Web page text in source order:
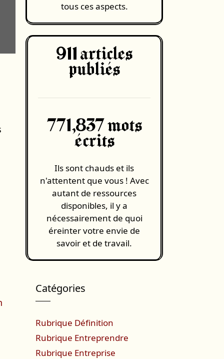
tous ces aspects.
911 articles
publiés
771,837 mots
écrits
Ils sont chauds et ils
n'attentent que vous ! Avec
autant de ressources
disponibles, il y a
nécessairement de quoi
éreinter votre envie de
savoir et de travail.
Catégories
Rubrique Définition
Rubrique Entreprendre
Rubrique Entreprise